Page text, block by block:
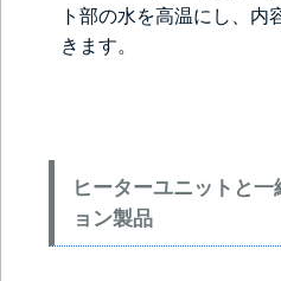
ト部の水を高温にし、内
きます。
ヒーターユニットと
ョン製品